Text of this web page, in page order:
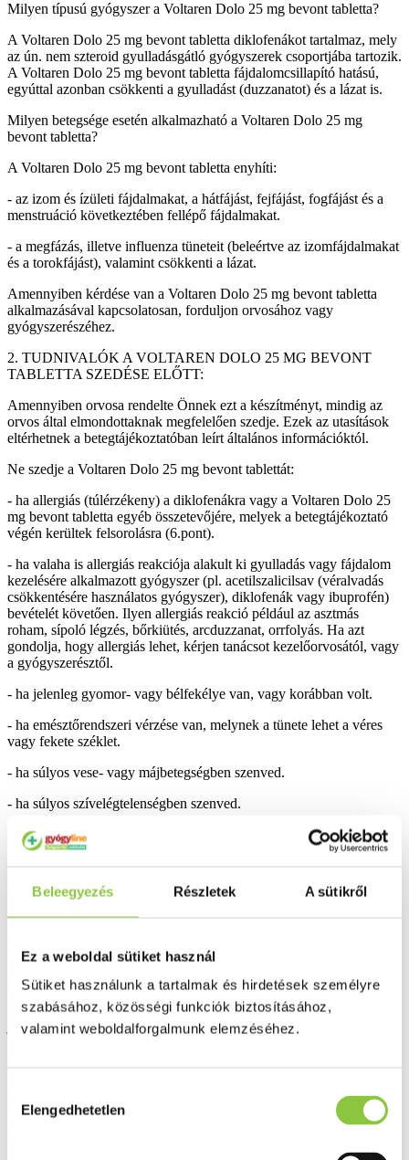
Beleegyezés Részletek A sütikről
Ez a weboldal sütiket használ
Sütiket használunk a tartalmak és hirdetések személyre
szabásához, közösségi funkciók biztosításához,
valamint weboldalforgalmunk elemzéséhez.
kiválasztása
Elengedhetetlen
Milyen típusú gyógyszer a Voltaren Dolo 25 mg bevont tabletta?
A Voltaren Dolo 25 mg bevont tabletta diklofenákot tartalmaz, mely
az ún. nem szteroid gyulladásgátló gyógyszerek csoportjába tartozik.
A Voltaren Dolo 25 mg bevont tabletta fájdalomcsillapító hatású,
egyúttal azonban csökkenti a gyulladást (duzzanatot) és a lázat is.
Milyen betegsége esetén alkalmazható a Voltaren Dolo 25 mg
bevont tabletta?
A Voltaren Dolo 25 mg bevont tabletta enyhíti:
- az izom és ízületi fájdalmakat, a hátfájást, fejfájást, fogfájást és a
menstruáció következtében fellépő fájdalmakat.
- a megfázás, illetve influenza tüneteit (beleértve az izomfájdalmakat
és a torokfájást), valamint csökkenti a lázat.
Amennyiben kérdése van a Voltaren Dolo 25 mg bevont tabletta
alkalmazásával kapcsolatosan, forduljon orvosához vagy
gyógyszerészéhez.
2. TUDNIVALÓK A VOLTAREN DOLO 25 MG BEVONT
TABLETTA SZEDÉSE ELŐTT:
Amennyiben orvosa rendelte Önnek ezt a készítményt, mindig az
orvos által elmondottaknak megfelelően szedje. Ezek az utasítások
eltérhetnek a betegtájékoztatóban leírt általános információktól.
Ne szedje a Voltaren Dolo 25 mg bevont tablettát:
- ha allergiás (túlérzékeny) a diklofenákra vagy a Voltaren Dolo 25
mg bevont tabletta egyéb összetevőjére, melyek a betegtájékoztató
végén kerültek felsorolásra (6.pont).
- ha valaha is allergiás reakciója alakult ki gyulladás vagy fájdalom
kezelésére alkalmazott gyógyszer (pl. acetilszalicilsav (véralvadás
csökkentésére használatos gyógyszer), diklofenák vagy ibuprofén)
bevételét követően. Ilyen allergiás reakció például az asztmás
roham, sípoló légzés, bőrkiütés, arcduzzanat, orrfolyás. Ha azt
gondolja, hogy allergiás lehet, kérjen tanácsot kezelőorvosától, vagy
a gyógyszerésztől.
- ha jelenleg gyomor- vagy bélfekélye van, vagy korábban volt.
- ha emésztőrendszeri vérzése van, melynek a tünete lehet a véres
vagy fekete széklet.
- ha súlyos vese- vagy májbetegségben szenved.
- ha súlyos szívelégtelenségben szenved.
- ha a terhességének utolsó három hónapjában van.
kezelőorvosával és ne vegyen be Voltaren Dolo 25 mg bevont
tablettát.
- ha valaha volt emésztőrendszeri betegsége, pl. gyomorfekély,
vérzés vagy szurokszéklet, vagy a múltban gyulladásgátló szerek
alkalmazása kapcsán gyomorfájdalma vagy gyomorégése
jelentkezett.
szed.